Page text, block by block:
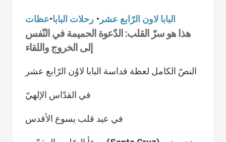
البابا لاون الرّابع عشر • رحلات البابا•عظات
هذا هو سرّ القلب: الدّعوة الحميمة في النّفس
إلى الخروج واللقاء
النصّ الكامل لعظة قداسة البابا لاوُن الرّابع عشر
في القدّاس الإلهيّ
في عيد قلب يسوع الأقدس